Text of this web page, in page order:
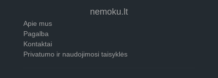
nemoku.lt
Apie mus
Pagalba
Kontaktai
Privatumo ir naudojimosi taisyklės